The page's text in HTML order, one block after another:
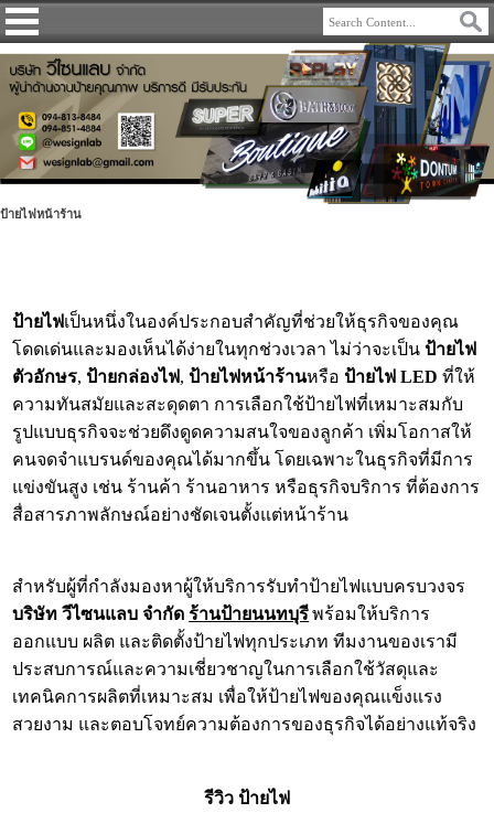
ป้ายไฟหน้าร้าน
ป้ายไฟเป็นหนึ่งในองค์ประกอบสำคัญที่ช่วยให้ธุรกิจของคุณ
โดดเด่นและมองเห็นได้ง่ายในทุกช่วงเวลา ไม่ว่าจะเป็นป้ายไฟ
ตัวอักษร,ป้ายกล่องไฟ,ป้ายไฟหน้าร้านหรือป้ายไฟ LEDที่ให้
ความทันสมัยและสะดุดตา การเลือกใช้ป้ายไฟที่เหมาะสมกับ
รูปแบบธุรกิจจะช่วยดึงดูดความสนใจของลูกค้า เพิ่มโอกาสให้
คนจดจำแบรนด์ของคุณได้มากขึ้น โดยเฉพาะในธุรกิจที่มีการ
แข่งขันสูง เช่น ร้านค้า ร้านอาหาร หรือธุรกิจบริการ ที่ต้องการ
สื่อสารภาพลักษณ์อย่างชัดเจนตั้งแต่หน้าร้าน
สำหรับผู้ที่กำลังมองหาผู้ให้บริการรับทำป้ายไฟแบบครบวงจร
บริษัท วีไซนแลบ จำกัด ร้านป้ายนนทบุรีพร้อมให้บริการ
ออกแบบ ผลิต และติดตั้งป้ายไฟทุกประเภท ทีมงานของเรามี
ประสบการณ์และความเชี่ยวชาญในการเลือกใช้วัสดุและ
เทคนิคการผลิตที่เหมาะสม เพื่อให้ป้ายไฟของคุณแข็งแรง
สวยงาม และตอบโจทย์ความต้องการของธุรกิจได้อย่างแท้จริง
รีวิว ป้ายไฟ